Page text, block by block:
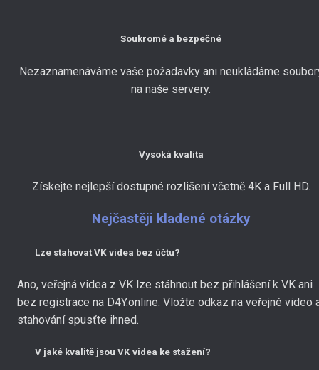
Soukromé a bezpečné
Nezaznamenáváme vaše požadavky ani neukládáme
na naše servery.
Vysoká kvalita
Získejte nejlepší dostupné rozlišení včetně 4K a Full HD.
Nejčastěji kladené otázky
Lze stahovat VK videa bez účtu?
Ano, veřejná videa z VK lze stáhnout bez přihlášení k VK ani
bez registrace na D4Y.online. Vložte odkaz na veřejné video
stahování spusťte ihned.
V jaké kvalitě jsou VK videa ke stažení?